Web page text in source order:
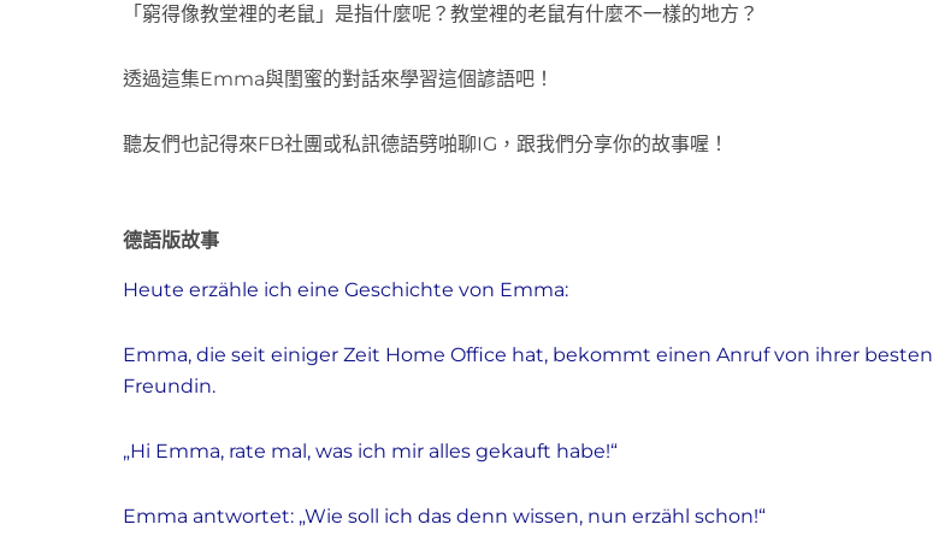
「窮得像教堂裡的老鼠」是指什麼呢？教堂裡的老鼠有什麼不一樣的地方？
透過這集Emma與閨蜜的對話來學習這個諺語吧！
聽友們也記得來FB社團或私訊德語劈啪聊IG，跟我們分享你的故事喔！
德語版故事
Heute erzähle ich eine Geschichte von Emma:
Emma, die seit einiger Zeit Home Office hat, bekommt einen Anruf von ihrer besten
Freundin.
„Hi Emma, rate mal, was ich mir alles gekauft habe!“
Emma antwortet: „Wie soll ich das denn wissen, nun erzähl schon!“